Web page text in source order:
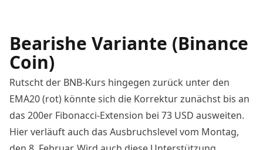
Bearishe Variante (Binance
Coin)
Rutscht der BNB-Kurs hingegen zurück unter den
EMA20 (rot) könnte sich die Korrektur zunächst bis an
das 200er Fibonacci-Extension bei 73 USD ausweiten.
Hier verläuft auch das Ausbruchslevel vom Montag,